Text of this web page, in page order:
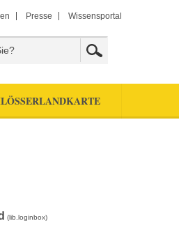
Presse Wissensportal
(lib.loginbox)